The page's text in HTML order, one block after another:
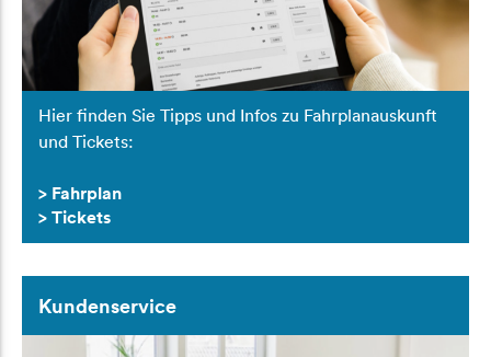
Hier finden Sie Tipps und Infos zu Fahrplanauskunft
und Tickets:
> Fahrplan
> Tickets
Kundenservice